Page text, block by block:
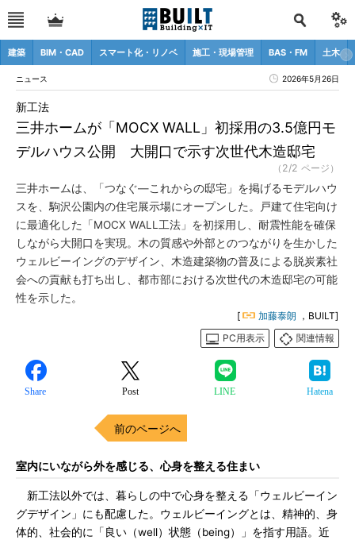
建築 BIM・CAD スマート化・リノベ 施工・現場管理 BAS・FM 土木
ニュース 2026年5月26日
三井ホームが「MOCX WALL」初採用の3.5億円モ
デルハウス公開 大開口で示す次世代木造邸宅
新工法
（2/2 ページ）
三井ホームは、「つなぐ―これからの邸宅」を掲げるモデルハウ
スを、駒沢公園内の住宅展示場にオープンした。戸建て住宅向け
に最適化した「MOCX WALL工法」を初採用し、耐震性能を確保
しながら大開口を実現。木の質感や外部とのつながりを生かした
ウェルビーイングのデザイン、木造建築物の普及による脱炭素社
会への貢献も打ち出し、都市部における次世代の木造邸宅の可能
性を示した。
[ 加藤泰朗 ，BUILT]
PC用表示
関連情報
Share Post LINE Hatena
前のページへ
室内にいながら外を感じる、心身を整える住まい
新工法以外では、暮らしの中で心身を整える「ウェルビーイン
グデザイン」にも配慮した。ウェルビーイングとは、精神的、身
体的、社会的に「良い（well）状態（being）」を指す用語。近